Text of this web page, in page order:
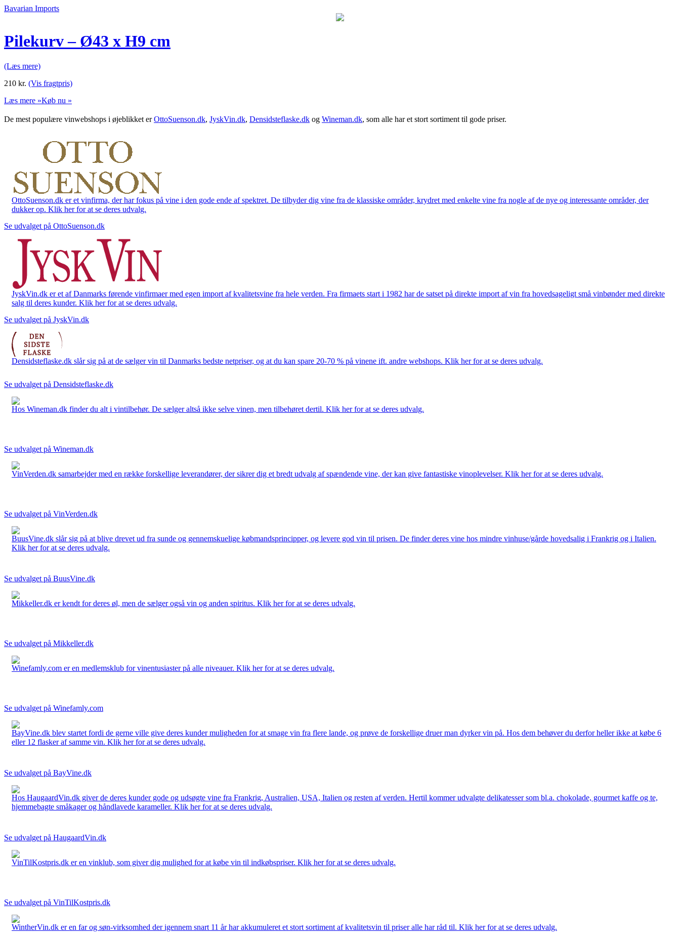
Bavarian Imports
Pilekurv – Ø43 x H9 cm
(Læs mere)
210 kr. (Vis fragtpris)
Læs mere »Køb nu »
De mest populære vinwebshops i øjeblikket erOttoSuenson.dk, JyskVin.dk, Densidsteflaske.dk og Wineman.dk, som alle har et stort sortiment til gode priser.
OttoSuenson.dk er et vinfirma, der har fokus på vine i den gode ende af spektret. De tilbyder dig vine fra de klassiske områder, krydret med enkelte vine fra nogle af de nye og interessante områder, der
dukker op. Klik her for at se deres udvalg.
Se udvalget på OttoSuenson.dk
JyskVin.dk er et af Danmarks førende vinfirmaer med egen import af kvalitetsvine fra hele verden. Fra firmaets start i 1982 har de satset på direkte import af vin fra hovedsageligt små vinbønder med direkte
salg til deres kunder. Klik her for at se deres udvalg.
Se udvalget på JyskVin.dk
Densidsteflaske.dk slår sig på at de sælger vin til Danmarks bedste netpriser, og at du kan spare 20-70 % på vinene ift. andre webshops. Klik her for at se deres udvalg.
Se udvalget på Densidsteflaske.dk
Hos Wineman.dk finder du alt i vintilbehør. De sælger altså ikke selve vinen, men tilbehøret dertil. Klik her for at se deres udvalg.
Se udvalget på Wineman.dk
VinVerden.dk samarbejder med en række forskellige leverandører, der sikrer dig et bredt udvalg af spændende vine, der kan give fantastiske vinoplevelser. Klik her for at se deres udvalg.
Se udvalget på VinVerden.dk
BuusVine.dk slår sig på at blive drevet ud fra sunde og gennemskuelige købmandsprincipper, og levere god vin til prisen. De finder deres vine hos mindre vinhuse/gårde hovedsalig i Frankrig og i Italien.
Klik her for at se deres udvalg.
Se udvalget på BuusVine.dk
Mikkeller.dk er kendt for deres øl, men de sælger også vin og anden spiritus. Klik her for at se deres udvalg.
Se udvalget på Mikkeller.dk
Winefamly.com er en medlemsklub for vinentusiaster på alle niveauer. Klik her for at se deres udvalg.
Se udvalget på Winefamly.com
BayVine.dk blev startet fordi de gerne ville give deres kunder muligheden for at smage vin fra flere lande, og prøve de forskellige druer man dyrker vin på. Hos dem behøver du derfor heller ikke at købe 6
eller 12 flasker af samme vin. Klik her for at se deres udvalg.
Se udvalget på BayVine.dk
Hos HaugaardVin.dk giver de deres kunder gode og udsøgte vine fra Frankrig, Australien, USA, Italien og resten af verden. Hertil kommer udvalgte delikatesser som bl.a. chokolade, gourmet kaffe og te,
hjemmebagte småkager og håndlavede karameller. Klik her for at se deres udvalg.
Se udvalget på HaugaardVin.dk
VinTilKostpris.dk er en vinklub, som giver dig mulighed for at købe vin til indkøbspriser. Klik her for at se deres udvalg.
Se udvalget på VinTilKostpris.dk
WintherVin.dk er en far og søn-virksomhed der igennem snart 11 år har akkumuleret et stort sortiment af kvalitetsvin til priser alle har råd til. Klik her for at se deres udvalg.